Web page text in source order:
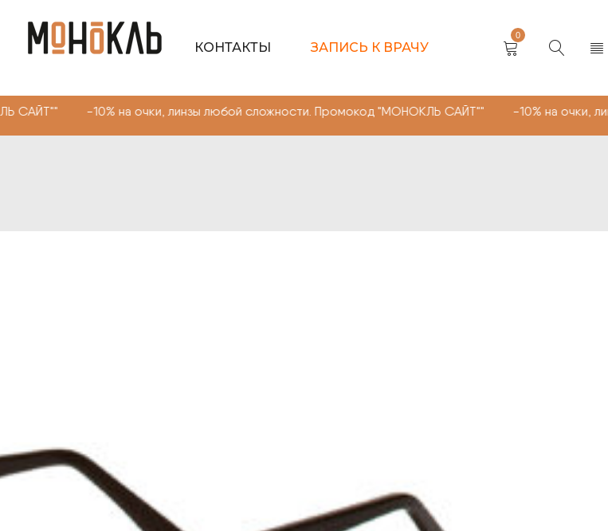
КОНТАКТЫ ЗАПИСЬ К ВРАЧУ
0
очки, линзы любой сложности. Промокод "МОНОКЛЬ САЙТ"" -10% на очки,